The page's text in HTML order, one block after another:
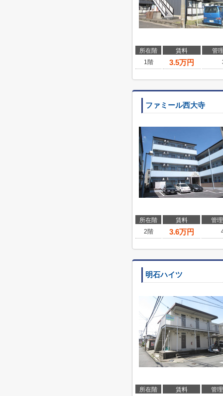
所在階 賃料
管
1階
3.5万円
ファミール西大寺
所在階 賃料
管
2階
3.6万円
明石ハイツ
所在階 賃料
管